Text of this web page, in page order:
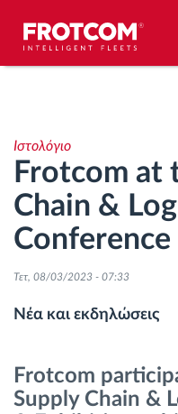
Ανάλυση οδηγικής
Παρακολούθηση
Διαχείριση
Λήψη ταχογράφου
Έλεγχος πρόσβασης
Ιστολόγιο
Frotcom at
Chain &
Τετ, 08/03/2023 - 07:33
Νέα και εκδηλώσεις
Frotcom
Supply Chain &